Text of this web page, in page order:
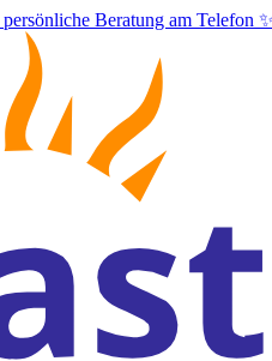
persönliche Beratung am Telefon